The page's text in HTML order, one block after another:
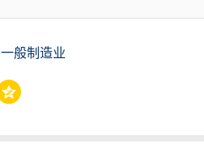
一般制造业